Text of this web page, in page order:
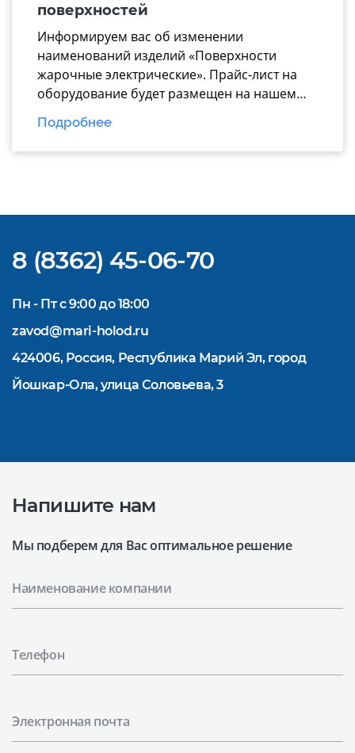
презентацию вошли ключевые модули для
эффективной комплектации горячего […]
поверхностей
Информируем вас об изменении
наименований изделий «Поверхности
жарочные электрические». Прайс-лист на
оборудование будет размещен на нашем
официальном
сайте https://www.mariholod.com/ в
Дилерском разделе «Прайсы».
Подробнее
8 (8362) 45-06-70
Пн - Пт с 9:00 до 18:00
zavod@mari-holod.ru
424006, Россия, Республика Марий Эл, город
Йошкар-Ола, улица Соловьева, 3
Напишите нам
Мы подберем для Вас оптимальное решение
Наименование компании
Телефон
Электронная почта